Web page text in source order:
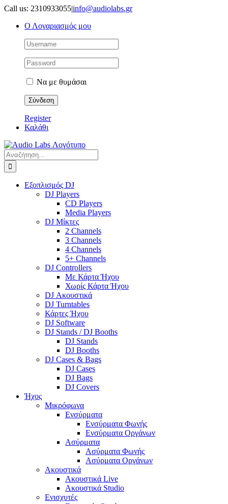
Μετάβαση
περιεχόμενο
Call us: 2310933055|info@audiolabs.gr
Ο Λογαριασμός μου
Να με θυμάσαι
Register
Καλάθι
Αναζήτηση
για:
Εξοπλισμός DJ
DJ Players
CD Players
Media Players
DJ Μίκτες
2 Channels
3 Channels
4 Channels
5+ Channels
DJ Controllers
Με Κάρτα Ήχου
Χωρίς Κάρτα Ήχου
DJ Ακουστικά
DJ Turntables
Κάρτες Ήχου
DJ Software
DJ Stands / DJ Booths
DJ Stands
DJ Booths
DJ Cases & Bags
DJ Cases
DJ Bags
DJ Covers
Ήχος
Μικρόφωνα
Ενσύρματα
Ενσύρματα Φωνής
Ενσύρματα Οργάνων
Ασύρματα
Ασύρματα Φωνής
Ασύρματα Οργάνων
Ακουστικά
Ακουστικά Live
Ακουστικά Studio
Ενισχυτές